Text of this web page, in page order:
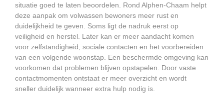
situatie goed te laten beoordelen. Rond Alphen-Chaam helpt
deze aanpak om volwassen bewoners meer rust en
duidelijkheid te geven. Soms ligt de nadruk eerst op
veiligheid en herstel. Later kan er meer aandacht komen
voor zelfstandigheid, sociale contacten en het voorbereiden
van een volgende woonstap. Een beschermde omgeving kan
voorkomen dat problemen blijven opstapelen. Door vaste
contactmomenten ontstaat er meer overzicht en wordt
sneller duidelijk wanneer extra hulp nodig is.